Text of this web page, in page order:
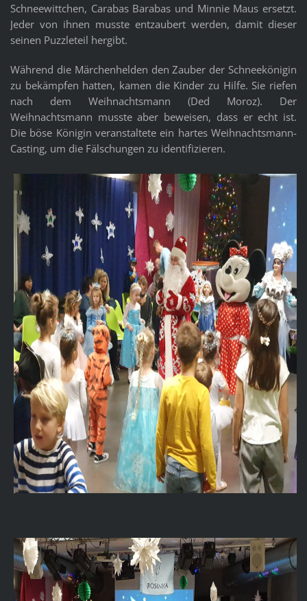
Schneewittchen, Carabas Barabas und Minnie Maus ersetzt.
Jeder von ihnen musste entzaubert werden, damit dieser
seinen Puzzleteil hergibt.
Während die Märchenhelden den Zauber der Schneekönigin
zu bekämpfen hatten, kamen die Kinder zu Hilfe. Sie riefen
nach dem Weihnachtsmann (Ded Moroz). Der
Weihnachtsmann musste aber beweisen, dass er echt ist.
Die böse Königin veranstaltete ein hartes Weihnachtsmann-
Casting, um die Fälschungen zu identifizieren.